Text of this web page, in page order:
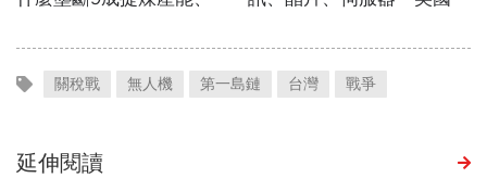
關稅戰 無人機 第一島鏈 台灣 戰爭
延伸閱讀